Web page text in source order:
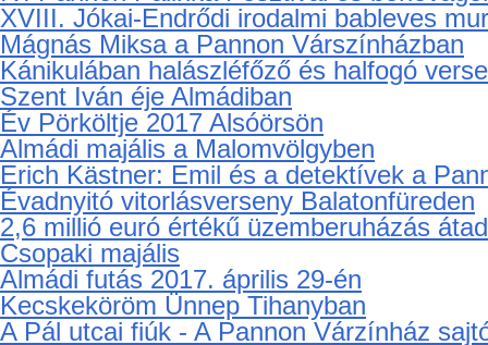
VI. Paloznaki Jazzpiknik, csütörtökön a
Matt Edwards és a The New Divide
IV. Diner en Blanc - Vacsora fehérben
192. Anna-bál
IV. Pannon Pálinka Fesztivál és
XVIII. Jókai-Endrődi irodalmi bableves
Mágnás Miksa a Pannon Várszínházban
Kánikulában halászléfőző és halfogó
Szent Iván éje Almádiban
Év Pörköltje 2017 Alsóörsön
Almádi majális a Malomvölgyben
Erich Kästner: Emil és a detektívek a
Évadnyitó vitorlásverseny Balatonfüreden